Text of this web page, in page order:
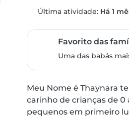
Última atividade: Há 1
Favorito das
Uma das babás
Meu Nome é Thaynara
carinho de crianças de 0
pequenos em primeiro